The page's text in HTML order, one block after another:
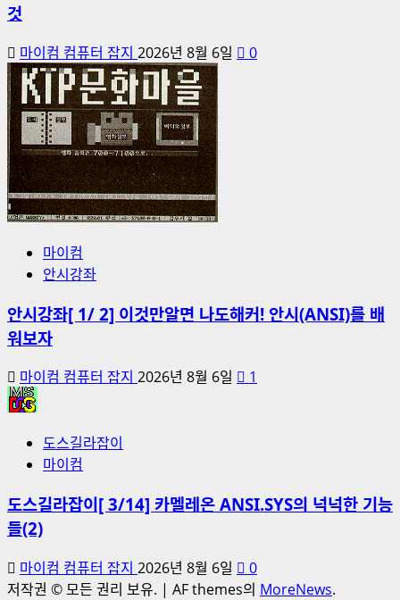
것
마이컴 컴퓨터 잡지 2026년 8월 6일 0
마이컴
안시강좌
안시강좌[ 1/ 2] 이것만알면 나도해커! 안시(ANSI)를 배
워보자
마이컴 컴퓨터 잡지 2026년 8월 6일 1
도스길라잡이
마이컴
도스길라잡이[ 3/14] 카멜레온 ANSI.SYS의 넉넉한 기능
들(2)
마이컴 컴퓨터 잡지 2026년 8월 6일
0
저작권 © 모든 권리 보유. | AF themes의 MoreNews.